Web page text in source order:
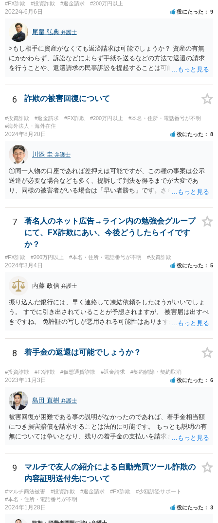
#FX詐欺 #投資詐欺 #返金請求 #200万円以上
2022年6月6日 役にたった 9
尾畠 弘典 弁護士
>もし相手に資産がなくても返済請求は可能でしょうか？ 資産の有無
にかかわらず、訴訟などによらず手紙を送るなどの方法で返還の請求
を行うことや、返還請求の民亊訴訟を提起することは可能です。 た
合も勝訴できるかどうか、勝訴できるとして相手が判決に従って任意
に返金するかどうかは、不確実です。 相手方が、最初からだますつも
は散逸しているか費消されているか隠匿されている可能性が高いで
す。 そうなると、たとえ民事訴訟で勝訴判決を得たとしても、最終的
には相手方から満足のいく回収をすることができないという結果に終
わってしまうかもしれません。 民事訴訟で勝訴したからといって、国
が相手方の代わりにあなたに対してお金を支払ってくれるわけでもな
ければ、国が自動的・強制的に相手方の資産を見つけ出して、召し上
げてあなたに渡してくれるわけでもありません。 ＞また私１人で弁護
士さんに依頼し返金してもらえることになった場合は他の被害者と分
配になるのでしょうか？ 当然にはそうはなりません。 あなた１人が弁
と分配する義務はありません。
6 詐欺の被害回復について
#投資詐欺 #返金請求 #FX詐欺 #200万円以上
#本名・住所・電話番号が不明
#海外法人・海外在住
2024年8月20日 役にたった 8
川添 圭 弁護士
①同一人物の口座であれば差押えは可能ですが、この種の事案は公示
送達が必要な場合なども多く、提訴して判決を得るまでが大変であ
り、同様の被害者がいる場合は「早い者勝ち」です。さらに詳しい事
れます。 ②わかりません。その法人が特定できるかどうかが問題で
す。調査が必要ですので、弁護士へ相談した方がよいと思います。
7
著名人のネット広告→ライン内の勉強会グループ
にて、FX詐欺にあい、今後どうしたらイイです
か？
#FX詐欺 #200万円以上 #本名・住所・電話番号が不明 #投資詐欺
2024年3月4日 役にたった 5
内藤 政信 弁護士
振り込んだ銀行には、早く連絡して凍結依頼をしたほうがいいでしょ
う。 すでに引き出されていることが予想されますが。 被害届は出すべ
きですね。 免許証の写しが悪用される可能性はありますが、悪用され
ほかの被害者の動向も引き続きチェックしておくといいでしょう。
8 着手金の返還は可能でしょうか？
#投資詐欺 #FX詐欺 #仮想通貨詐欺 #返金請求 #契約解除・契約取消
2023年11月3日 役にたった 6
島田 直樹 弁護士
被害回復が困難である事の説明がなかったのであれば、着手金相当額
につき損害賠償を請求することは法的に可能です。 もっとも説明の有
無については争いとなり、残りの着手金の支払いを請求される可能性
紛議調停を申し立てることが考えられます。
9
マルチで友人の紹介による自動売買ツール詐欺の
内容証明送付先について
#マルチ商法被害 #投資詐欺 #返金請求 #FX詐欺
#少額訴訟サポート
#本名・住所・電話番号が不明
2024年1月28日 役にたった 3